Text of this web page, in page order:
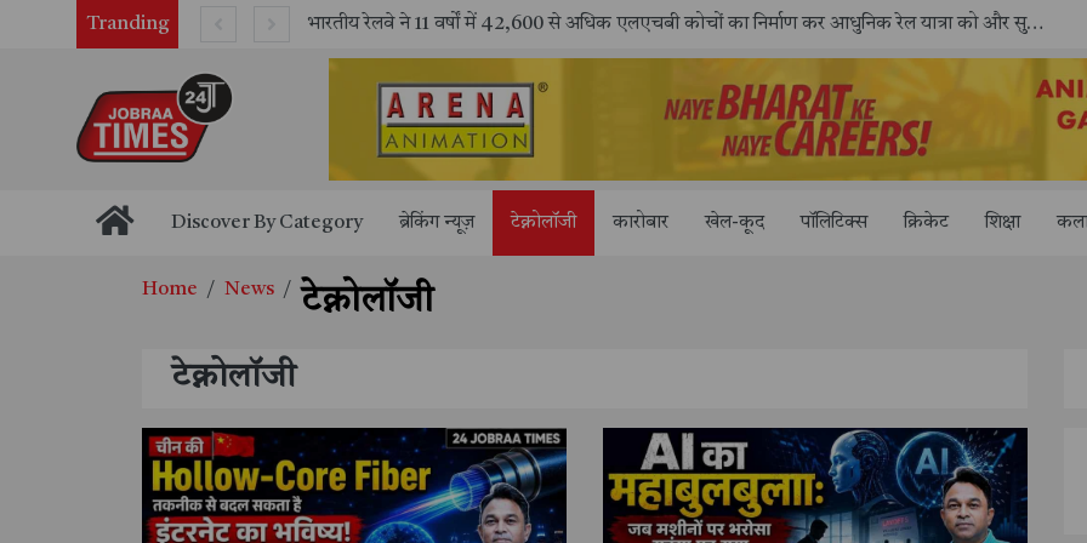
Tranding भारतीय रेलवे ने 11 वर्षों में 42,600 से अधिक एलएचबी कोचों का निर्माण कर आधुनिक रेल यात्रा को और सुरक्षित बनाया
Discover By Category ब्रेकिंग न्यूज़ टेक्नोलॉजी कारोबार खेल-कूद पॉलिटिक्स क्रिकेट शिक्षा
Home News टेक्नोलॉजी
टेक्नोलॉजी